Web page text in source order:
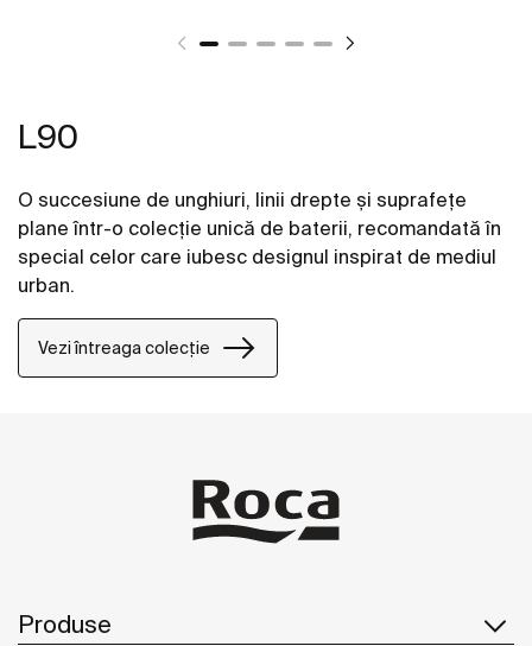
L90
O succesiune de unghiuri, linii drepte și suprafețe
plane într-o colecție unică de baterii, recomandată în
special celor care iubesc designul inspirat de mediul
urban.
Vezi întreaga colecție
Produse